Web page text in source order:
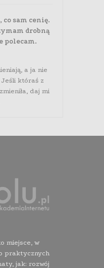
sam cenię.
drobną
polecam.
a ja nie
któraś z
daj mi
miejsce, w
praktycznych
jak: rozwój